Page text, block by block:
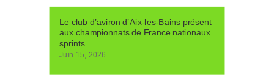
Le club d’aviron d’Aix-les-Bains présent
aux championnats de France nationaux
sprints
Juin 15, 2026